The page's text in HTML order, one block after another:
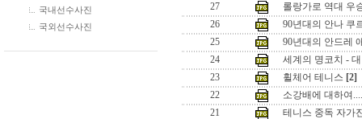
국내선수사진
국외선수사진
27
롤랑가로 역대 우
26
90년대의 안나 쿠
25
90년대의 안드레
24
세계의 명코치 -
23
휠체어 테니스 [2]
22
소강배에 대하여
21
테니스 중독 자가